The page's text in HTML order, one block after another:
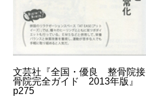
文芸社『全国・優良 整骨院接
骨院完全ガイド 2013年版』
p275